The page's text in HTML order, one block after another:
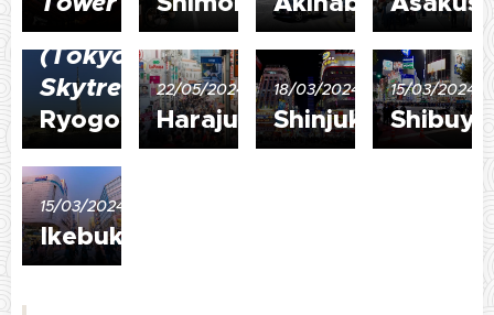
Sumida
(Tokyo
Skytree,
Ryogoku,...)
22/05/2024
Harajuku
18/03/2024
Shinjuku
15/03/2024
Shibuya
15/03/2024
Ikebukuro